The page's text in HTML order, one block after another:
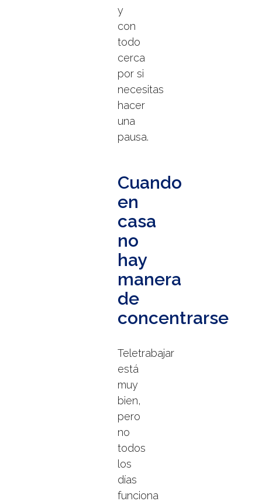
y
con
todo
cerca
por si
necesitas
hacer
una
pausa.
Cuando
en
casa
no
hay
manera
de
concentrarse
Teletrabajar
está
muy
bien,
pero
no
todos
los
días
funciona